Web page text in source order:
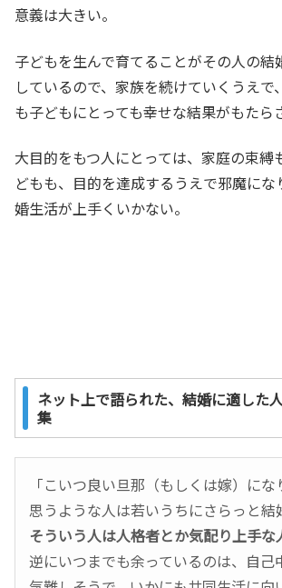
意義は大きい。
子どもを生んで育てることがその人の結
しているので、家族を続けていくうえで
も子どもにとっても幸せな結果がもたら
大目的をもつ人にとっては、家庭の束縛
どもも、目的を達成するうえで邪魔にな
婚生活が上手くいかない。
ネット上で語られた、結婚に適した
集
「こいつ良い旦那（もしくは嫁）に
思うような人は若いうちにさらっと結
そういう人は人格者とか気配り上手な
逆にいつまでも余っているのは、自己